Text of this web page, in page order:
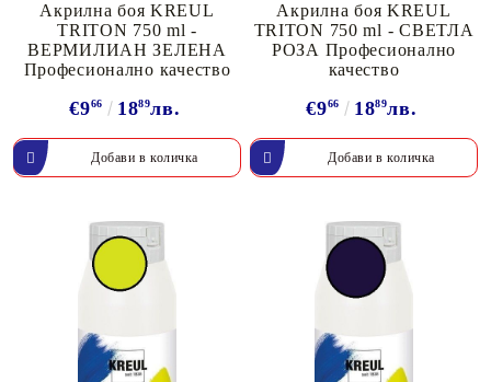
Акрилна боя KREUL
TRITON 750 ml -
ВЕРМИЛИАН ЗЕЛЕНА
Професионално качество
€966 1889лв.
Акрилна боя KREUL
TRITON 750 ml - СВЕТЛА
РОЗА Професионално
качество
€966 1889лв.